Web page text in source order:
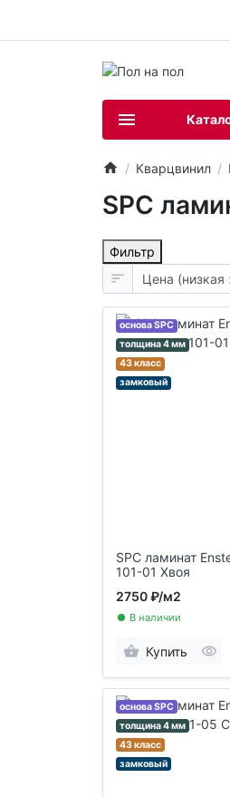
Кварцвинил
SPC
Фильтр
основа SPC
толщина 4 мм
43 класс
замковый
SPC ламинат
101-01 Хвоя
2750 ₽/м2
В наличии
Купить
основа SPC
толщина 4 мм
43 класс
замковый